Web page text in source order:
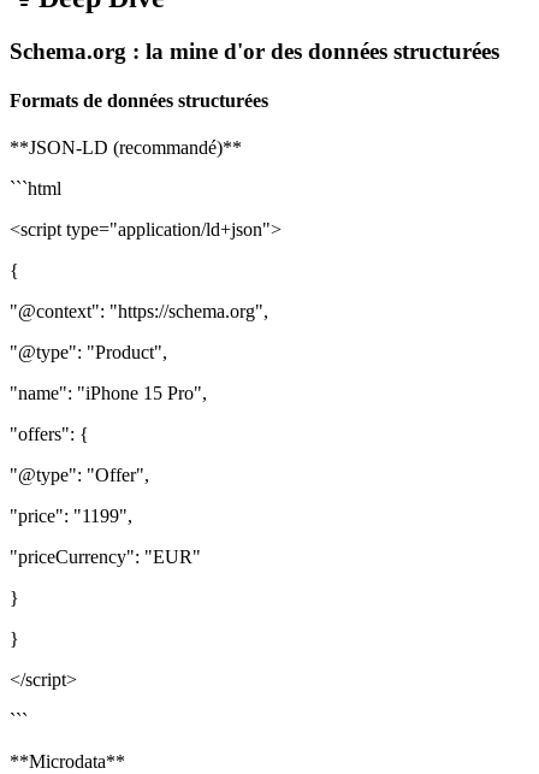
Schema.org : la mine d'or des données structurées
Formats de données structurées
**JSON-LD (recommandé)**
```html
<script type="application/ld+json">
{
"@context": "https://schema.org",
"@type": "Product",
"name": "iPhone 15 Pro",
"offers": {
"@type": "Offer",
"price": "1199",
"priceCurrency": "EUR"
}
}
</script>
```
**Microdata**